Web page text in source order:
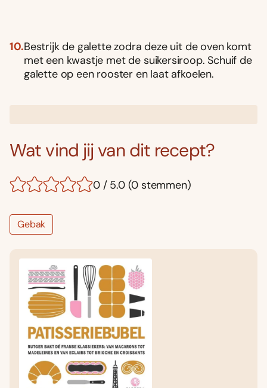
Bestrijk de galette zodra deze uit de oven komt
met een kwastje met de suikersiroop. Schuif de
galette op een rooster en laat afkoelen.
Wat vind jij van dit recept?
0 / 5.0 (0 stemmen)
Gebak